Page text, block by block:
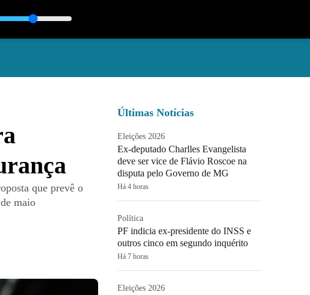
que prevê o
maio
Últimas Notícias
Eleições 2026
Ex-deputado Charlles Evangelista
deve ser vice de Flávio Roscoe na
disputa pelo Governo de MG
Há 4 horas
Política
PF indicia ex-presidente do INSS e
outros cinco em segundo inquérito
Há 7 horas
Eleições 2026